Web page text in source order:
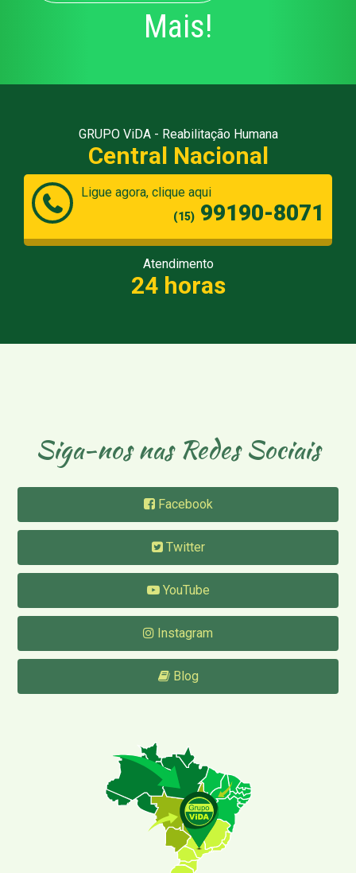
Mais!
GRUPO ViDA - Reabilitação Humana
Central Nacional
Ligue agora, clique aqui
(15) 99190-8071
Atendimento
24 horas
Siga-nos nas Redes Sociais
Facebook
Twitter
YouTube
Instagram
Blog